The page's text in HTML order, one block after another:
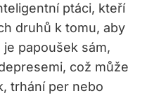
ptáci, kteří
druhů k tomu, aby
papoušek sám,
což může
trhání per nebo